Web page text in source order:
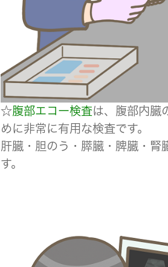
☆腹部エコー検査は、腹部内臓
めに非常に有用な検査です。
肝臓・胆のう・膵臓・脾臓・腎
す。